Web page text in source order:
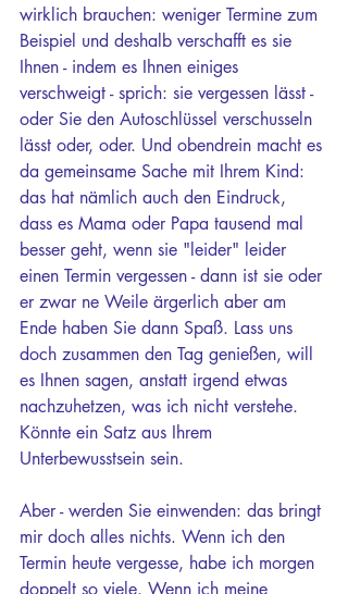
wirklich brauchen: weniger Termine zum
Beispiel und deshalb verschafft es sie
Ihnen - indem es Ihnen einiges
verschweigt - sprich: sie vergessen lässt -
oder Sie den Autoschlüssel verschusseln
lässt oder, oder. Und obendrein macht es
da gemeinsame Sache mit Ihrem Kind:
das hat nämlich auch den Eindruck,
dass es Mama oder Papa tausend mal
besser geht, wenn sie "leider" leider
einen Termin vergessen - dann ist sie oder
er zwar ne Weile ärgerlich aber am
Ende haben Sie dann Spaß. Lass uns
doch zusammen den Tag genießen, will
es Ihnen sagen, anstatt irgend etwas
nachzuhetzen, was ich nicht verstehe.
Könnte ein Satz aus Ihrem
Unterbewusstsein sein.
Aber - werden Sie einwenden: das bringt
mir doch alles nichts. Wenn ich den
Termin heute vergesse, habe ich morgen